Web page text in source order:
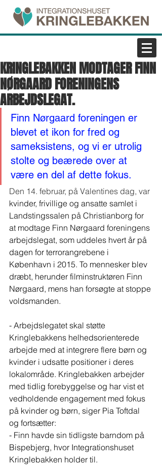
KRINGLEBAKKEN MODTAGER FINN
NØRGAARD FORENINGENS
ARBEJDSLEGAT.
Finn Nørgaard foreningen er
blevet et ikon for fred og
sameksistens, og vi er utrolig
stolte og beærede over at
være en del af dette fokus.
Den 14. februar, på Valentines dag, var
kvinder, frivillige og ansatte samlet i
Landstingssalen på Christianborg for
at modtage Finn Nørgaard foreningens
arbejdslegat, som uddeles hvert år på
dagen for terrorangrebene i
København i 2015. To mennesker blev
dræbt, herunder filminstruktøren Finn
Nørgaard, mens han forsøgte at stoppe
voldsmanden.
- Arbejdslegatet skal støtte
Kringlebakkens helhedsorienterede
arbejde med at integrere flere børn og
kvinder i udsatte positioner i deres
lokalområde. Kringlebakken arbejder
med tidlig forebyggelse og har vist et
vedholdende engagement med fokus
på kvinder og børn, siger Pia Toftdal
og fortsætter:
- Finn havde sin tidligste barndom på
Bispebjerg, hvor Integrationshuset
Kringlebakken holder til.